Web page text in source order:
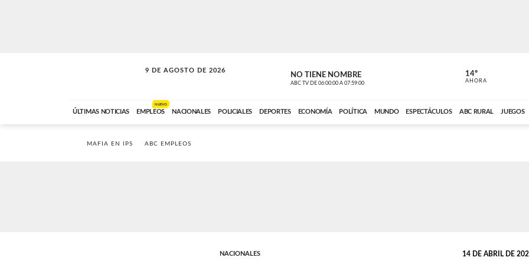
9 DE AGOSTO DE 2026
SOLO MÚSICA NO TIENE NOMBRE
ABC TV DE 06:00:00 A 07:59:00 ABC CARDINAL
14º
AHORA
ÚLTIMAS NOTICIAS EMPLEOS
NUEVO
NACIONALES POLICIALES DEPORTES ECONOMÍA POLÍTICA MUNDO ESPECTÁCULOS ABC RURAL JUEGOS
MAFIA EN IPS ABC EMPLEOS
NACIONALES 14 DE ABRIL DE